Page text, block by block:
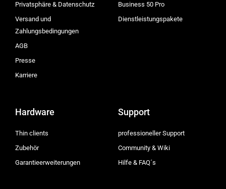
Privatsphäre & Datenschutz
Versand und
Zahlungsbedingungen
AGB
Presse
Karriere
Business 50 Pro
Dienstleistungspakete
Hardware
Thin clients
Zubehör
Garantieerweiterungen
Support
professioneller Support
Community & Wiki
Hilfe & FAQ´s